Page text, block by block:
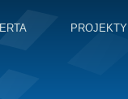
PROJEKTY